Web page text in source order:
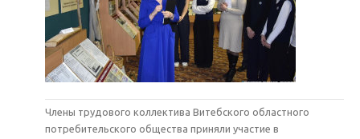
Члены трудового коллектива Витебского областного
потребительского общества приняли участие в